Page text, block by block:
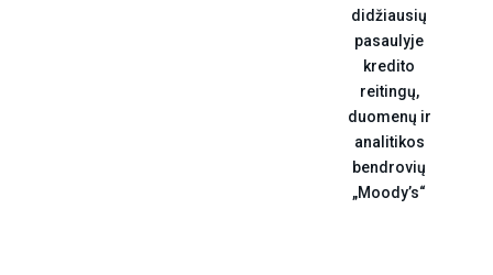
didžiausių
pasaulyje
kredito
reitingų,
duomenų ir
analitikos
bendrovių
„Moody’s“